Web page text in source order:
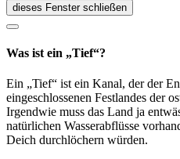
dieses Fenster schließen
Was ist ein „Tief“?
Ein „Tief“ ist ein Kanal, der der
eingeschlossenen Festlandes der
Irgendwie muss das Land ja
natürlichen Wasserabflüsse
Deich durchlöchern würden.